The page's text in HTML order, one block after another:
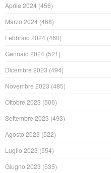
Aprile 2024 (456)
Marzo 2024 (468)
Febbraio 2024 (460)
Gennaio 2024 (521)
Dicembre 2023 (494)
Novembre 2023 (485)
Ottobre 2023 (506)
Settembre 2023 (493)
Agosto 2023 (522)
Luglio 2023 (554)
Giugno 2023 (535)